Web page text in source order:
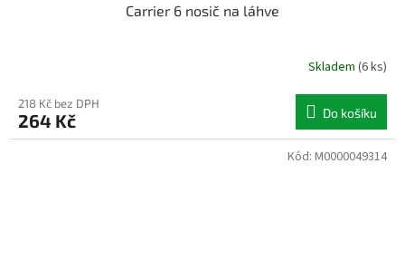
Carrier 6 nosič na láhve
Skladem (6 ks)
218 Kč bez DPH
264 Kč Do košíku
Kód: M0000049314